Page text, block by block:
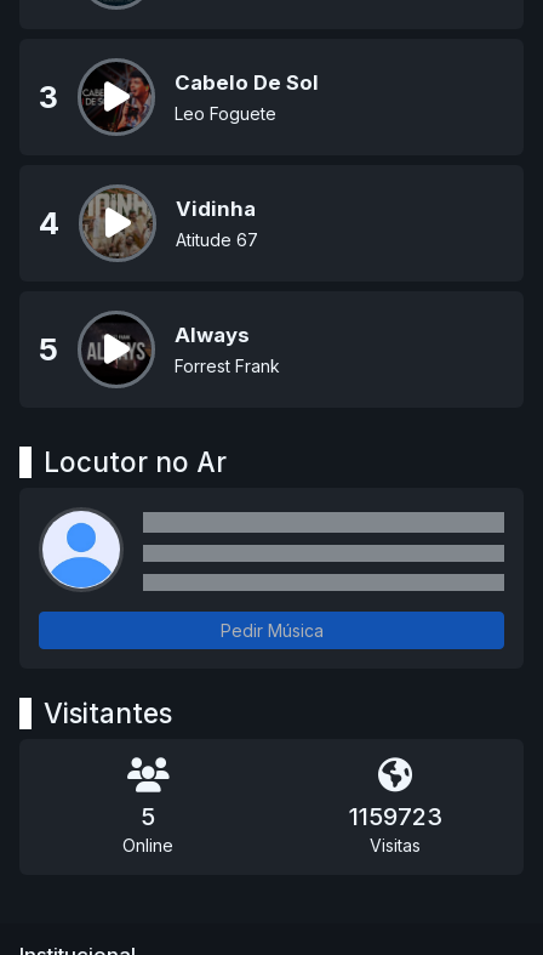
3 Cabelo De Sol
Leo Foguete
4 Vidinha
Atitude 67
5 Always
Forrest Frank
Locutor no Ar
Pedir Música
Visitantes
5
Online
1159723
Visitas